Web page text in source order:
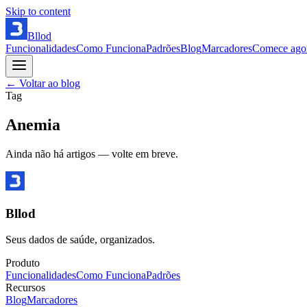
Skip to content
Bllod
FuncionalidadesComo FuncionaPadrõesBlogMarcadoresComece
← Voltar ao blog
Tag
Anemia
Ainda não há artigos — volte em breve.
Bllod
Seus dados de saúde, organizados.
Produto
FuncionalidadesComo FuncionaPadrões
Recursos
BlogMarcadores